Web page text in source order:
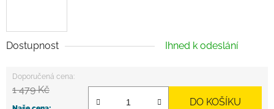
Dostupnost Ihned k odeslání
1 479 Kč
DO KOŠÍKU